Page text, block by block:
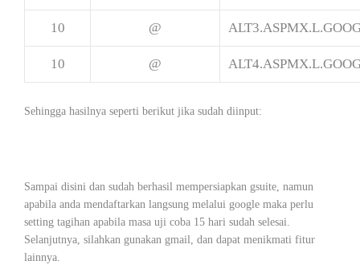
10 @
10 @
Sehingga hasilnya seperti berikut jika sudah diinput:
Sampai disini dan sudah berhasil mempersiapkan gsuite, namun
apabila anda mendaftarkan langsung melalui google maka perlu
setting tagihan apabila masa uji coba 15 hari sudah selesai.
Selanjutnya, silahkan gunakan gmail, dan dapat menikmati fitur
lainnya.